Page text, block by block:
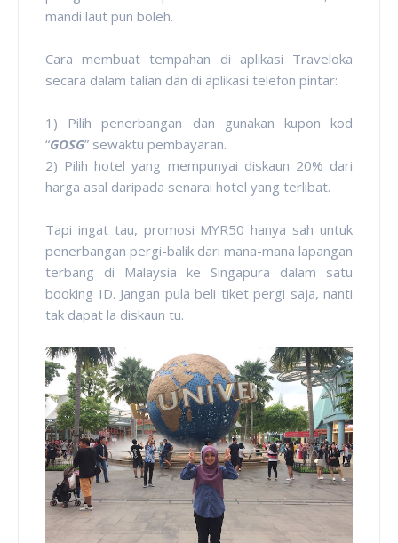
mandi laut pun boleh.
Cara membuat tempahan di aplikasi Traveloka
secara dalam talian dan di aplikasi telefon pintar:
1) Pilih penerbangan dan gunakan kupon kod
“GOSG” sewaktu pembayaran.
2) Pilih hotel yang mempunyai diskaun 20% dari
harga asal daripada senarai hotel yang terlibat.
Tapi ingat tau, promosi MYR50 hanya sah untuk
penerbangan pergi-balik dari mana-mana lapangan
terbang di Malaysia ke Singapura dalam satu
booking ID. Jangan pula beli tiket pergi saja, nanti
tak dapat la diskaun tu.